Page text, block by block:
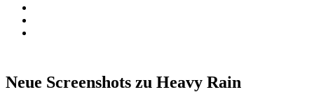
Neue Screenshots zu Heavy Rain